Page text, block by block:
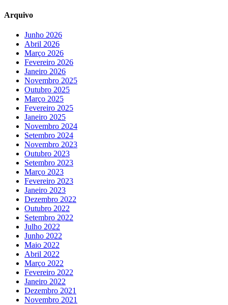
Arquivo
Junho 2026
Abril 2026
Março 2026
Fevereiro 2026
Janeiro 2026
Novembro 2025
Outubro 2025
Março 2025
Fevereiro 2025
Janeiro 2025
Novembro 2024
Setembro 2024
Novembro 2023
Outubro 2023
Setembro 2023
Março 2023
Fevereiro 2023
Janeiro 2023
Dezembro 2022
Outubro 2022
Setembro 2022
Julho 2022
Junho 2022
Maio 2022
Abril 2022
Março 2022
Fevereiro 2022
Janeiro 2022
Dezembro 2021
Novembro 2021